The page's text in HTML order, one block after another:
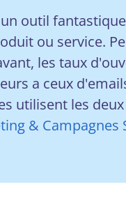
un outil
ou service.
les taux
a ceux
utilisent les
& Campagnes